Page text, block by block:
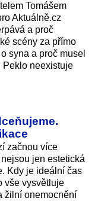
Tomášem
Aktuálně.cz
a proč
scény za přímo
syna a proč musel
Peklo neexistuje
začnou více
jen estetická
Kdy je ideální čas
vše vysvětluje
žilní onemocnění